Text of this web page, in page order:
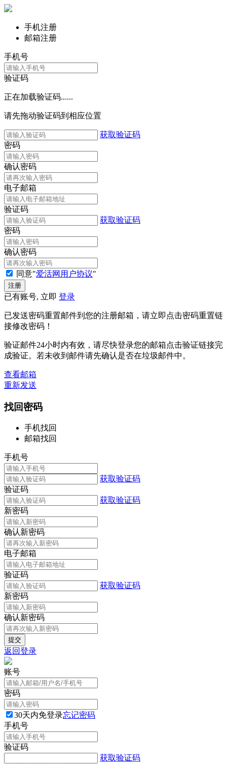
手机注册
邮箱注册
手机号
验证码
正在加载验证码......
请先拖动验证码到相应位置
获取验证码
密码
确认密码
电子邮箱
验证码
获取验证码
密码
确认密码
同意"爱活网用户协议"
已有账号, 立即 登录
已发送密码重置邮件到您的注册邮箱，请立即点击密码重置链
接修改密码！
验证邮件24小时内有效，请尽快登录您的邮箱点击验证链接完
成验证。若未收到邮件请先确认是否在垃圾邮件中。
查看邮箱
重新发送
找回密码
手机找回
邮箱找回
手机号
获取验证码
验证码
获取验证码
新密码
确认新密码
电子邮箱
验证码
获取验证码
新密码
确认新密码
返回登录
账号
密码
30天内免登录忘记密码
手机号
验证码
获取验证码